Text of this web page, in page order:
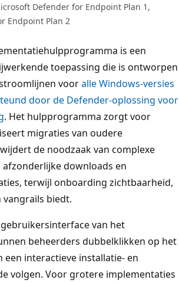
Defender for Endpoint Plan 1,
Endpoint Plan 2
is een
toepassing die is ontworpen
vooralle Windows-versies
door de Defender-oplossing voor
. Het hulpprogramma zorgt voor
migraties van oudere
de noodzaak van complexe
downloads en
terwijl onboarding zichtbaarheid,
vangrails biedt.
van het
beheerders dubbelklikken op het
interactieve installatie- en
volgen. Voor grotere implementaties